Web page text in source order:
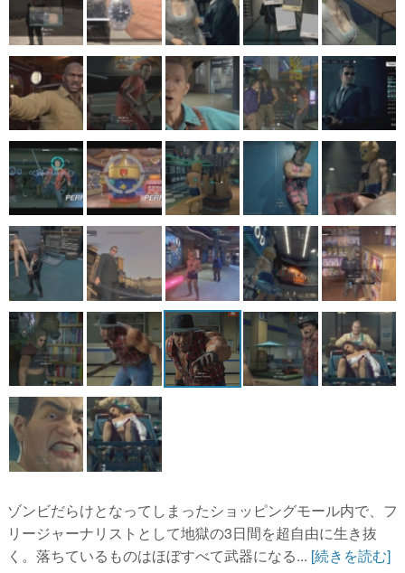
ゾンビだらけとなってしまったショッピングモール内で、フ
リージャーナリストとして地獄の3日間を超自由に生き抜
く。落ちているものはほぼすべて武器になる... [続きを読む]